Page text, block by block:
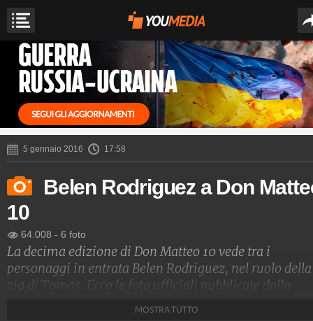
5 gennaio 2016 17:58
Belen Rodriguez a Don
10
64.008 - 6 foto
La decima edizione di Don Matteo 10 vede tra i
personaggi in entrata Belen Rodriguez, nel ruolo della
zia di Tomas. Ecco le foto ufficiali pubblicate dalla
MOSTRA TUTTO